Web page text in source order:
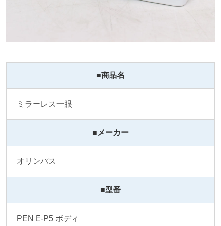
■商品名
ミラーレス一眼
■メーカー
オリンパス
■型番
PEN E-P5 ボディ